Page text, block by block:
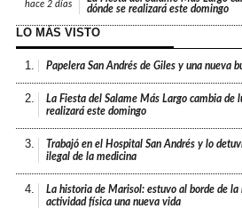
hace 2 días
dónde se realizará este domingo
LO MÁS VISTO
1. Papelera San Andrés de Giles y una nueva
2.
La Fiesta del Salame Más Largo cambia de
realizará este domingo
3.
Trabajó en el Hospital San Andrés y lo
ilegal de la medicina
4.
La historia de Marisol: estuvo al borde de
actividad física una nueva vida